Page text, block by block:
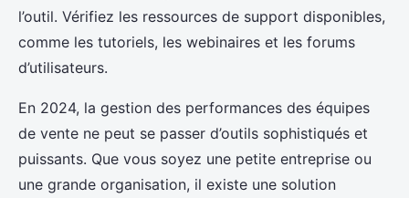
l’outil. Vérifiez les ressources de support disponibles,
comme les tutoriels, les webinaires et les forums
d’utilisateurs.
En 2024, la gestion des performances des équipes
de vente ne peut se passer d’outils sophistiqués et
puissants. Que vous soyez une petite entreprise ou
une grande organisation, il existe une solution